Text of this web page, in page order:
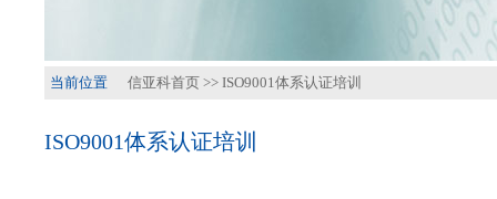
当前位置 信亚科首页 >> ISO9001体系认证培训
ISO9001体系认证培训